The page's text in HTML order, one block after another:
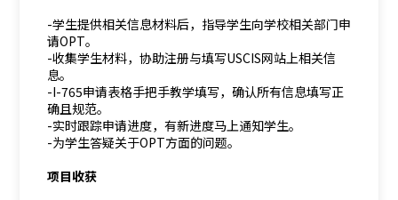
-学生提供相关信息材料后，指导学生向学校相关部门申
请OPT。
-收集学生材料，协助注册与填写USCIS网站上相关信
息。
-I-765申请表格手把手教学填写，确认所有信息填写正
确且规范。
-实时跟踪申请进度，有新进度马上通知学生。
-为学生答疑关于OPT方面的问题。
项目收获